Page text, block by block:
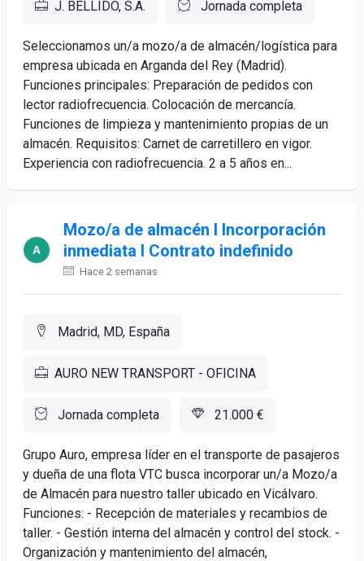
J. BELLIDO, S.A. Jornada completa
Seleccionamos un/a mozo/a de almacén/logística para
empresa ubicada en Arganda del Rey (Madrid).
Funciones principales: Preparación de pedidos con
lector radiofrecuencia. Colocación de mercancía.
Funciones de limpieza y mantenimiento propias de un
almacén. Requisitos: Carnet de carretillero en vigor.
Experiencia con radiofrecuencia. 2 a 5 años en...
Mozo/a de almacén I Incorporación
inmediata I Contrato indefinido
Hace 2 semanas
Madrid, MD, España
AURO NEW TRANSPORT - OFICINA
Jornada completa 21.000 €
Grupo Auro, empresa líder en el transporte de pasajeros
y dueña de una flota VTC busca incorporar un/a Mozo/a
de Almacén para nuestro taller ubicado en Vicálvaro.
Funciones: - Recepción de materiales y recambios de
taller. - Gestión interna del almacén y control del stock. -
Organización y mantenimiento del almacén,